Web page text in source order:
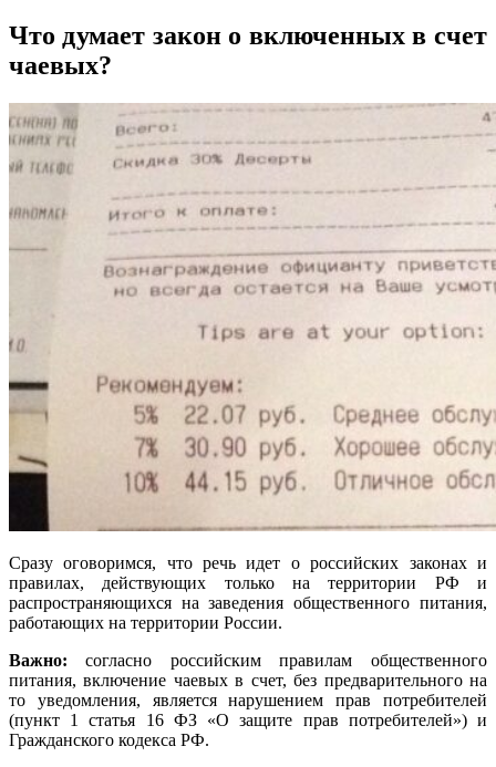
Что думает закон о включенных в счет
чаевых?
Сразу оговоримся, что речь идет о российских законах и
правилах, действующих только на территории РФ и
распространяющихся на заведения общественного питания,
работающих на территории России.
Важно: согласно российским правилам общественного
питания, включение чаевых в счет, без предварительного на
то уведомления, является нарушением прав потребителей
(пункт 1 статья 16 ФЗ «О защите прав потребителей») и
Гражданского кодекса РФ.